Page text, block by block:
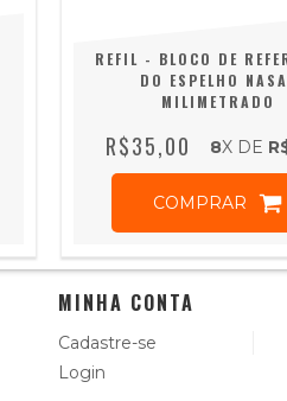
REFIL - BLOCO DE
DO ESPELHO
MILIMETRADO
R$35,00 8X DE
COMPRAR
MINHA CONTA
Cadastre-se
Login